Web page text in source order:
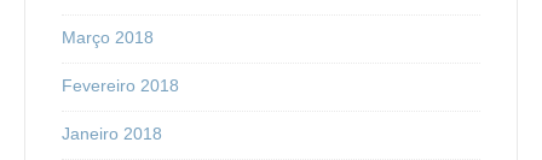
Março 2018
Fevereiro 2018
Janeiro 2018